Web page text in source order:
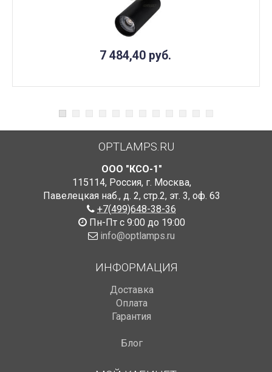
7 484,40 руб.
OPTLAMPS.RU
ООО "КСО-1"
115114, Россия, г. Москва,
Павелецкая наб., д. 2, стр.2, эт. 3, оф. 63
+7(499)648-38-36
Пн-Пт с 9:00 до 19:00
info@optlamps.ru
ИНФОРМАЦИЯ
Доставка
Оплата
Гарантия
Блог